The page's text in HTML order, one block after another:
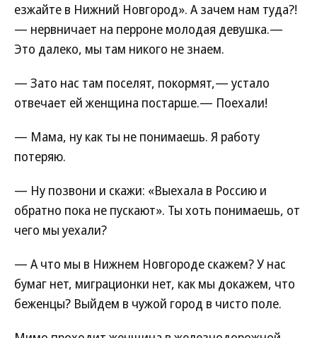
езжайте в Нижний Новгород». А зачем нам туда?!
— нервничает на перроне молодая девушка.—
Это далеко, мы там никого не знаем.
— Зато нас там поселят, покормят,— устало
отвечает ей женщина постарше.— Поехали!
— Мама, ну как ты не понимаешь. Я работу
потеряю.
— Ну позвони и скажи: «Выехала в Россию и
обратно пока не пускают». Ты хоть понимаешь, от
чего мы уехали?
— А что мы в Нижнем Новгороде скажем? У нас
бумаг нет, миграционки нет, как мы докажем, что
беженцы? Выйдем в чужой город в чисто поле.